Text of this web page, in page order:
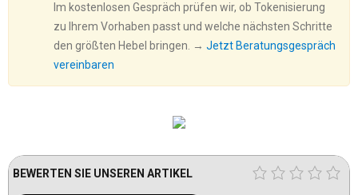
Im kostenlosen Gespräch prüfen wir, ob Tokenisierung
zu Ihrem Vorhaben passt und welche nächsten Schritte
den größten Hebel bringen. → Jetzt Beratungsgespräch
vereinbaren
BEWERTEN SIE UNSEREN ARTIKEL